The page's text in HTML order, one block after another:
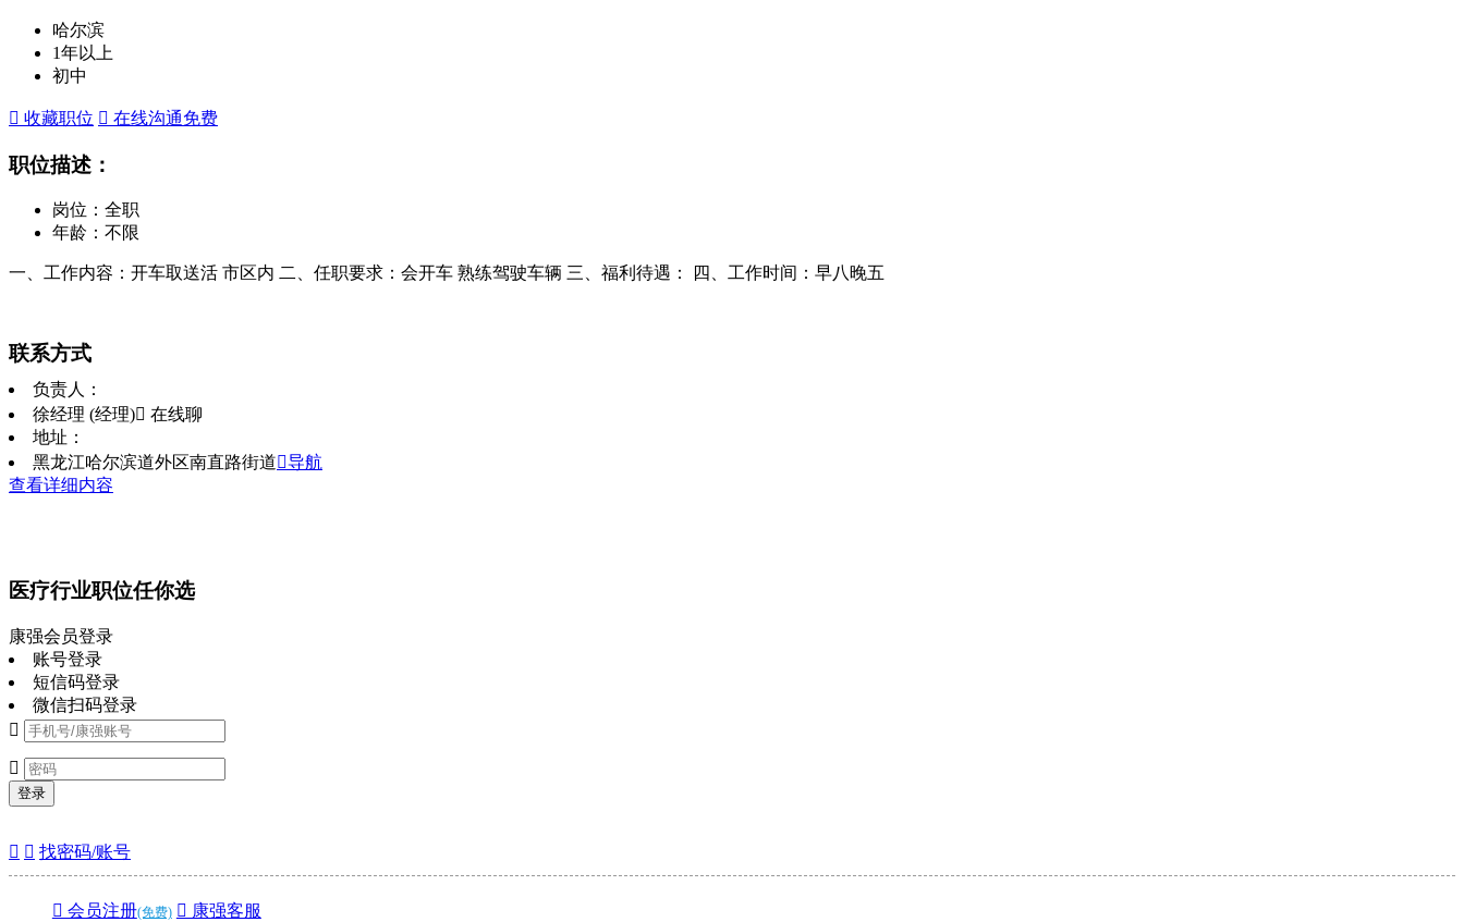
哈尔滨
1年以上
初中
 收藏职位  在线沟通免费
职位描述：
岗位：全职
年龄：不限
一、工作内容：开车取送活 市区内 二、任职要求：会开车 熟练驾驶车辆 三、福利待遇： 四、工作时间：早八晚五
联系方式
负责人：
徐经理 (经理) 在线聊
地址：
黑龙江哈尔滨道外区南直路街道导航
查看详细内容
医疗行业职位任你选
康强会员登录
账号登录
短信码登录
微信扫码登录


登录
  找密码/账号
 会员注册(免费)  康强客服